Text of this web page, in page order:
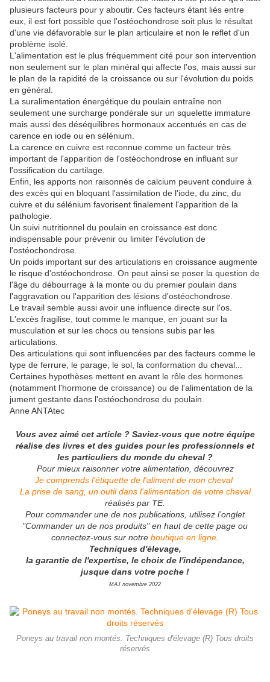
plusieurs facteurs pour y aboutir. Ces facteurs étant liés entre
eux, il est fort possible que l'ostéochondrose soit plus le résultat
d'une vie défavorable sur le plan articulaire et non le reflet d'un
problème isolé.
L'alimentation est le plus fréquemment cité pour son intervention
non seulement sur le plan minéral qui affecte l'os, mais aussi sur
le plan de la rapidité de la croissance ou sur l'évolution du poids
en général.
La suralimentation énergétique du poulain entraîne non
seulement une surcharge pondérale sur un squelette immature
mais aussi des déséquilibres hormonaux accentués en cas de
carence en iode ou en sélénium.
La carence en cuivre est reconnue comme un facteur très
important de l'apparition de l'ostéochondrose en influant sur
l'ossification du cartilage.
Enfin, les apports non raisonnés de calcium peuvent conduire à
des excès qui en bloquant l'assimilation de l'iode, du zinc, du
cuivre et du sélénium favorisent finalement l'apparition de la
pathologie.
Un suivi nutritionnel du poulain en croissance est donc
indispensable pour prévenir ou limiter l'évolution de
l'ostéochondrose.
Un poids important sur des articulations en croissance augmente
le risque d'ostéochondrose. On peut ainsi se poser la question de
l'âge du débourrage à la monte ou du premier poulain dans
l'aggravation ou l'apparition des lésions d'ostéochondrose.
Le travail semble aussi avoir une influence directe sur l'os.
L'excès fragilise, tout comme le manque, en jouant sur la
musculation et sur les chocs ou tensions subis par les
articulations.
Des articulations qui sont influencées par des facteurs comme le
type de ferrure, le parage, le sol, la conformation du cheval...
Certaines hypothèses mettent en avant le rôle des hormones
(notamment l'hormone de croissance) ou de l'alimentation de la
jument gestante dans l'ostéochondrose du poulain.
Anne ANTAtec
Vous avez aimé cet article ? Saviez-vous que notre équipe
réalise des livres et des guides pour les professionnels et
les particuliers du monde du cheval ?
Pour mieux raisonner votre alimentation, découvrez
Je comprends l'étiquette de l'aliment de mon cheval
La prise de sang, un outil dans l'alimentation de votre cheval
réalisés par TE.
Pour commander une de nos publications, utilisez l’onglet
"Commander un de nos produits" en haut de cette page ou
connectez-vous sur notre boutique en ligne
Techniques d'élevage,
la garantie de l'expertise, le choix de l'indépendance,
jusque dans votre poche !
MAJ novembre 2022
Poneys au travail non montés. Techniques d'élevage (R) Tous droits
réservés